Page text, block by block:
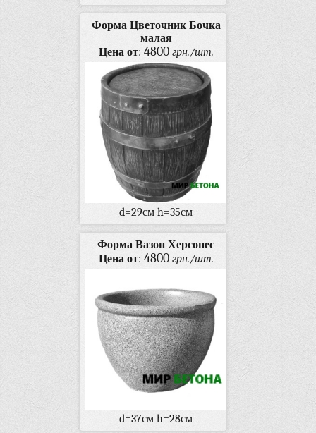
Форма Цветочник Бочка
малая
Цена от: 4800 грн./шт.
d=29см h=35см
Форма Вазон Херсонес
Цена от: 4800 грн./шт.
d=37см h=28см